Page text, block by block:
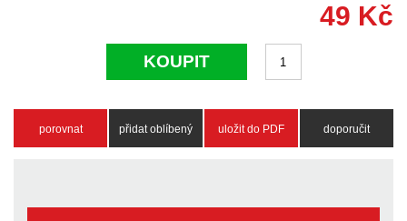
49 Kč
KOUPIT
porovnat přidat oblíbený uložit do PDF doporučit